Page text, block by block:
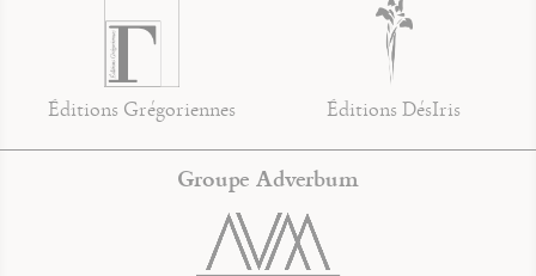
Éditions Grégoriennes Éditions DésIris
Groupe Adverbum